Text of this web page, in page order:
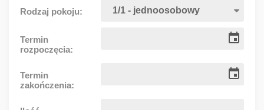
Rodzaj pokoju:
Termin
rozpoczęcia:
Termin
zakończenia: